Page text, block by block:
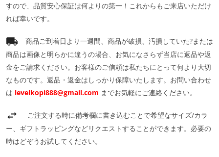
すので、品質安心保証は何よりの第一！これからもご来店いただけ
れば幸いです。
商品ご到着日より一週間、商品が破損、汚損していた?または
商品は画像と明らかに違うの場合、お気になさらず当店に返品や返
金をご請求ください。お客様のご信頼は私たちにとって何より大切
なものです。返品・返金はしっかり保障いたします。お問い合わせ
は levelkopi888@gmail.com までお気軽にご連絡ください。
ご注文する時に備考欄に書き込むことで希望なサイズ/カラ
ー、ギフトラッピングなどリクエストすることができます。必要の
時はどぞうお試してください。